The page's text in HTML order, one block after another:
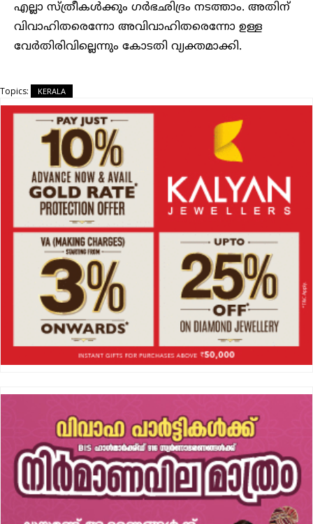
എല്ലാ സ്ത്രീകള്‍ക്കും ഗര്‍ഭഛിദ്രം നടത്താം. അതിന്
വിവാഹിതരെന്നോ അവിവാഹിതരെന്നോ ഉള്ള
വേര്‍തിരിവില്ലെന്നും കോടതി വ്യക്തമാക്കി.
Topics: KERALA